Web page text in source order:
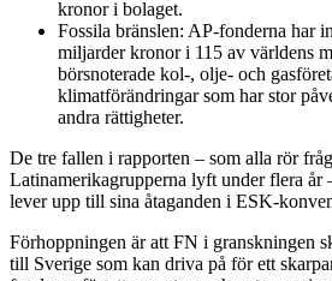
kronor i bolaget.
Fossila bränslen: AP-fonderna har
miljarder kronor i 115 av världens
börsnoterade kol-, olje- och
klimatförändringar som har stor
andra rättigheter.
De tre fallen i rapporten – som alla rör
Latinamerikagrupperna lyft under flera år
lever upp till sina åtaganden i ESK-
Förhoppningen är att FN i granskningen
till Sverige som kan driva på för ett